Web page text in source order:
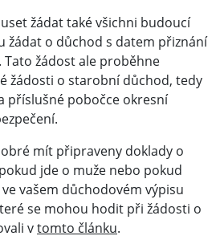
žádat také všichni budoucí
žádat o důchod s datem přiznání
Tato žádost ale proběhne
žádosti o starobní důchod, tedy
příslušné pobočce okresní
mít připraveny doklady o
jde o muže nebo pokud
vašem důchodovém výpisu
se mohou hodit při žádosti o
vtomto článku.